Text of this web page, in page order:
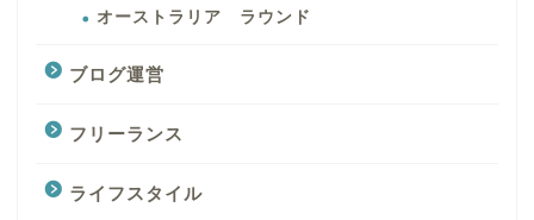
オーストラリア ラウンド
ブログ運営
フリーランス
ライフスタイル